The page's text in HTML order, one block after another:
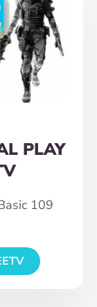
PLAY
109